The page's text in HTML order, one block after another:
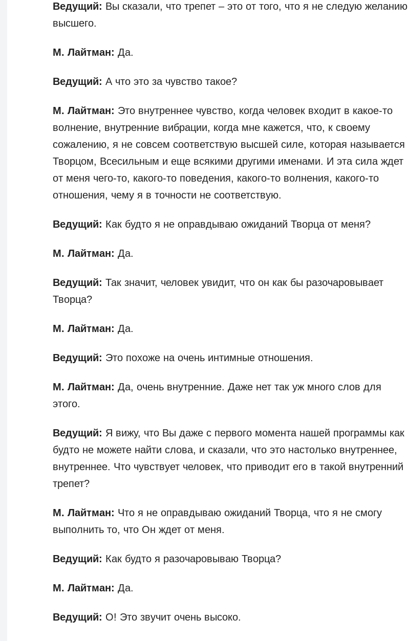
Ведущий: Вы сказали, что трепет – это от того, что я не следую желанию
высшего.
М. Лайтман: Да.
Ведущий: А что это за чувство такое?
М. Лайтман: Это внутреннее чувство, когда человек входит в какое-то
волнение, внутренние вибрации, когда мне кажется, что, к своему
сожалению, я не совсем соответствую высшей силе, которая называется
Творцом, Всесильным и еще всякими другими именами. И эта сила ждет
от меня чего-то, какого-то поведения, какого-то волнения, какого-то
отношения, чему я в точности не соответствую.
Ведущий: Как будто я не оправдываю ожиданий Творца от меня?
М. Лайтман: Да.
Ведущий: Так значит, человек увидит, что он как бы разочаровывает
Творца?
М. Лайтман: Да.
Ведущий: Это похоже на очень интимные отношения.
М. Лайтман: Да, очень внутренние. Даже нет так уж много слов для
этого.
Ведущий: Я вижу, что Вы даже с первого момента нашей программы как
будто не можете найти слова, и сказали, что это настолько внутреннее,
внутреннее. Что чувствует человек, что приводит его в такой внутренний
трепет?
М. Лайтман: Что я не оправдываю ожиданий Творца, что я не смогу
выполнить то, что Он ждет от меня.
Ведущий: Как будто я разочаровываю Творца?
М. Лайтман: Да.
Ведущий: О! Это звучит очень высоко.